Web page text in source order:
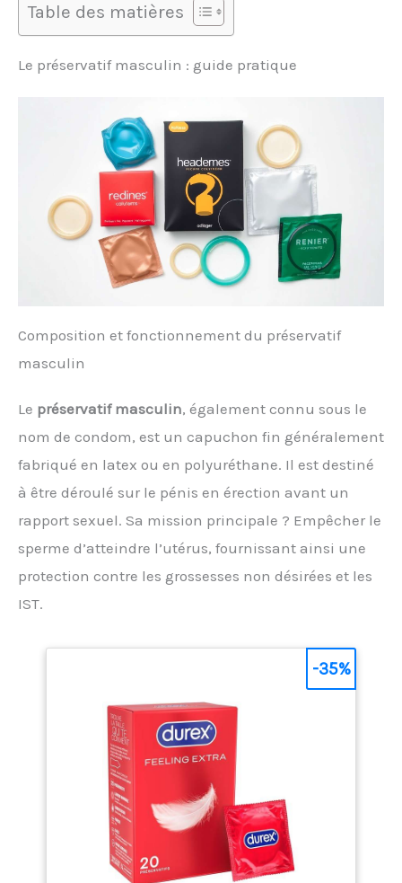
Table des matières
Le préservatif masculin : guide pratique
Composition et fonctionnement du préservatif
masculin
Le préservatif masculin, également connu sous le
nom de condom, est un capuchon fin généralement
fabriqué en latex ou en polyuréthane. Il est destiné
à être déroulé sur le pénis en érection avant un
rapport sexuel. Sa mission principale ? Empêcher le
sperme d’atteindre l’utérus, fournissant ainsi une
protection contre les grossesses non désirées et les
IST.
-35%